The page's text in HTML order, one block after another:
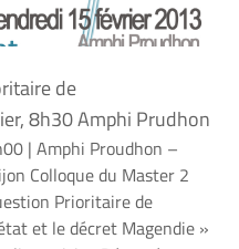
de
8h30 Amphi Prudhon
| Amphi Proudhon –
Colloque du Master 2
Prioritaire de
et le décret Magendie »